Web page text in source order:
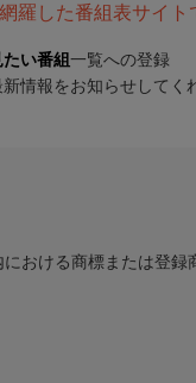
羅した番組表サイト
たい番組 一覧への登録
情報をお知らせしてく
おける商標または登録